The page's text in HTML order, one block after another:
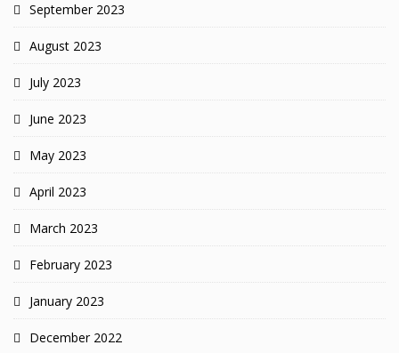
September 2023
August 2023
July 2023
June 2023
May 2023
April 2023
March 2023
February 2023
January 2023
December 2022